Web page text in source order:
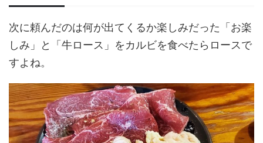
次に頼んだのは何が出てくるか楽しみだった「お楽
しみ」と「牛ロース」をカルビを食べたらロースで
すよね。